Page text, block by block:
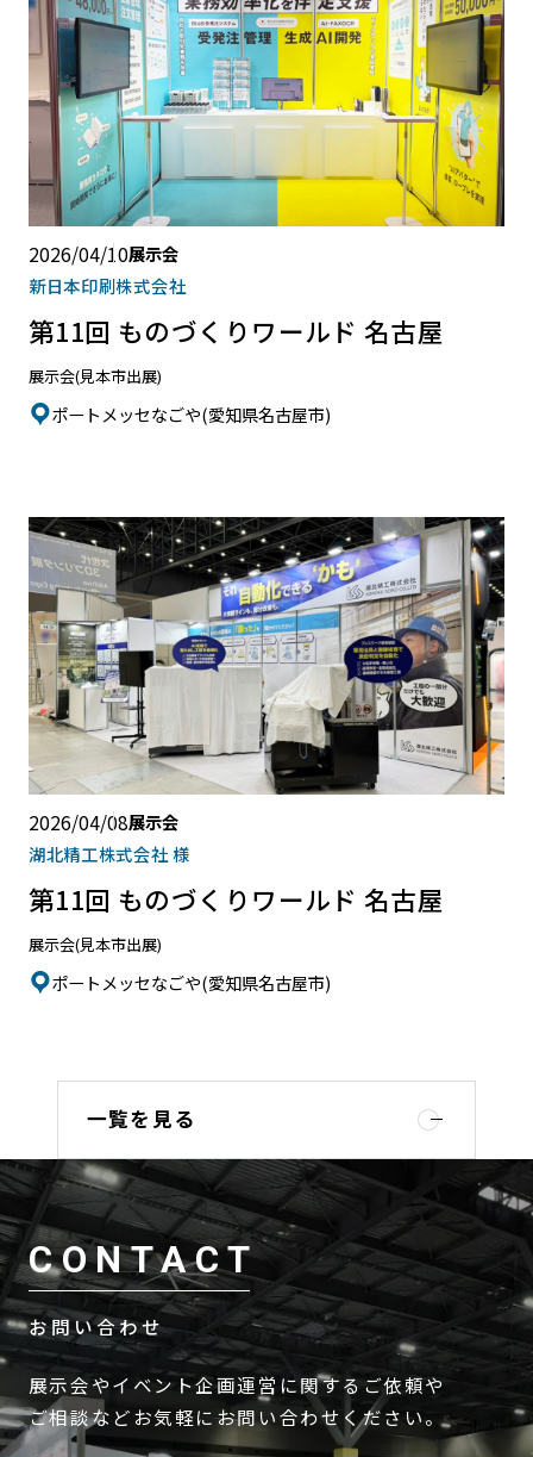
2026/04/10展示会
新日本印刷株式会社
第11回 ものづくりワールド 名古屋
展示会(見本市出展)
ポートメッセなごや(愛知県名古屋市)
2026/04/08展示会
湖北精工株式会社 様
第11回 ものづくりワールド 名古屋
展示会(見本市出展)
ポートメッセなごや(愛知県名古屋市)
一覧を見る
CONTACT
お問い合わせ
展示会やイベント企画運営に関するご依頼や
ご相談などお気軽にお問い合わせください。